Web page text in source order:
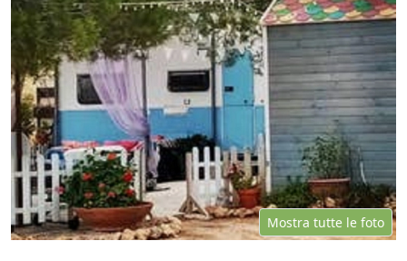
Mostra tutte le foto